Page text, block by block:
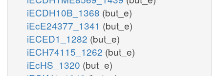
iECDH10B_1368 (but_e)
iEcE24377_1341 (but_e)
iECED1_1282 (but_e)
iECH74115_1262 (but_e)
iEcHS_1320 (but_e)